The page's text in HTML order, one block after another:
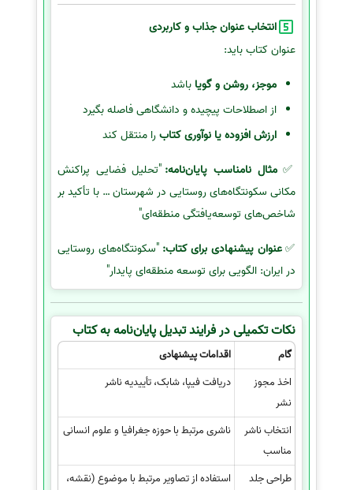
انتخاب عنوان جذاب و کاربردی
عنوان کتاب باید:
موجز، روشن و گویا باشد
از اصطلاحات پیچیده و دانشگاهی فاصله بگیرد
ارزش افزوده یا نوآوری کتابرا منتقل کند
✅مثال نامناسب پایان‌نامه: "تحلیل فضایی پراکنش
مکانی سکونتگاه‌های روستایی در شهرستان … با تأکید بر
شاخص‌های توسعه‌یافتگی منطقه‌ای"
✅عنوان پیشنهادی برای کتاب: "سکونتگاه‌های روستایی
در ایران: الگویی برای توسعه منطقه‌ای پایدار"
نکات تکمیلی در فرایند تبدیل پایان‌نامه به کتاب
گام
اقدامات پیشنهادی
اخذ مجوز
نشر
دریافت فیپا، شابک، تأییدیه ناشر
انتخاب ناشر
مناسب
ناشری مرتبط با حوزه جغرافیا و علوم انسانی
طراحی جلد
استفاده از تصاویر مرتبط با موضوع (نقشه،